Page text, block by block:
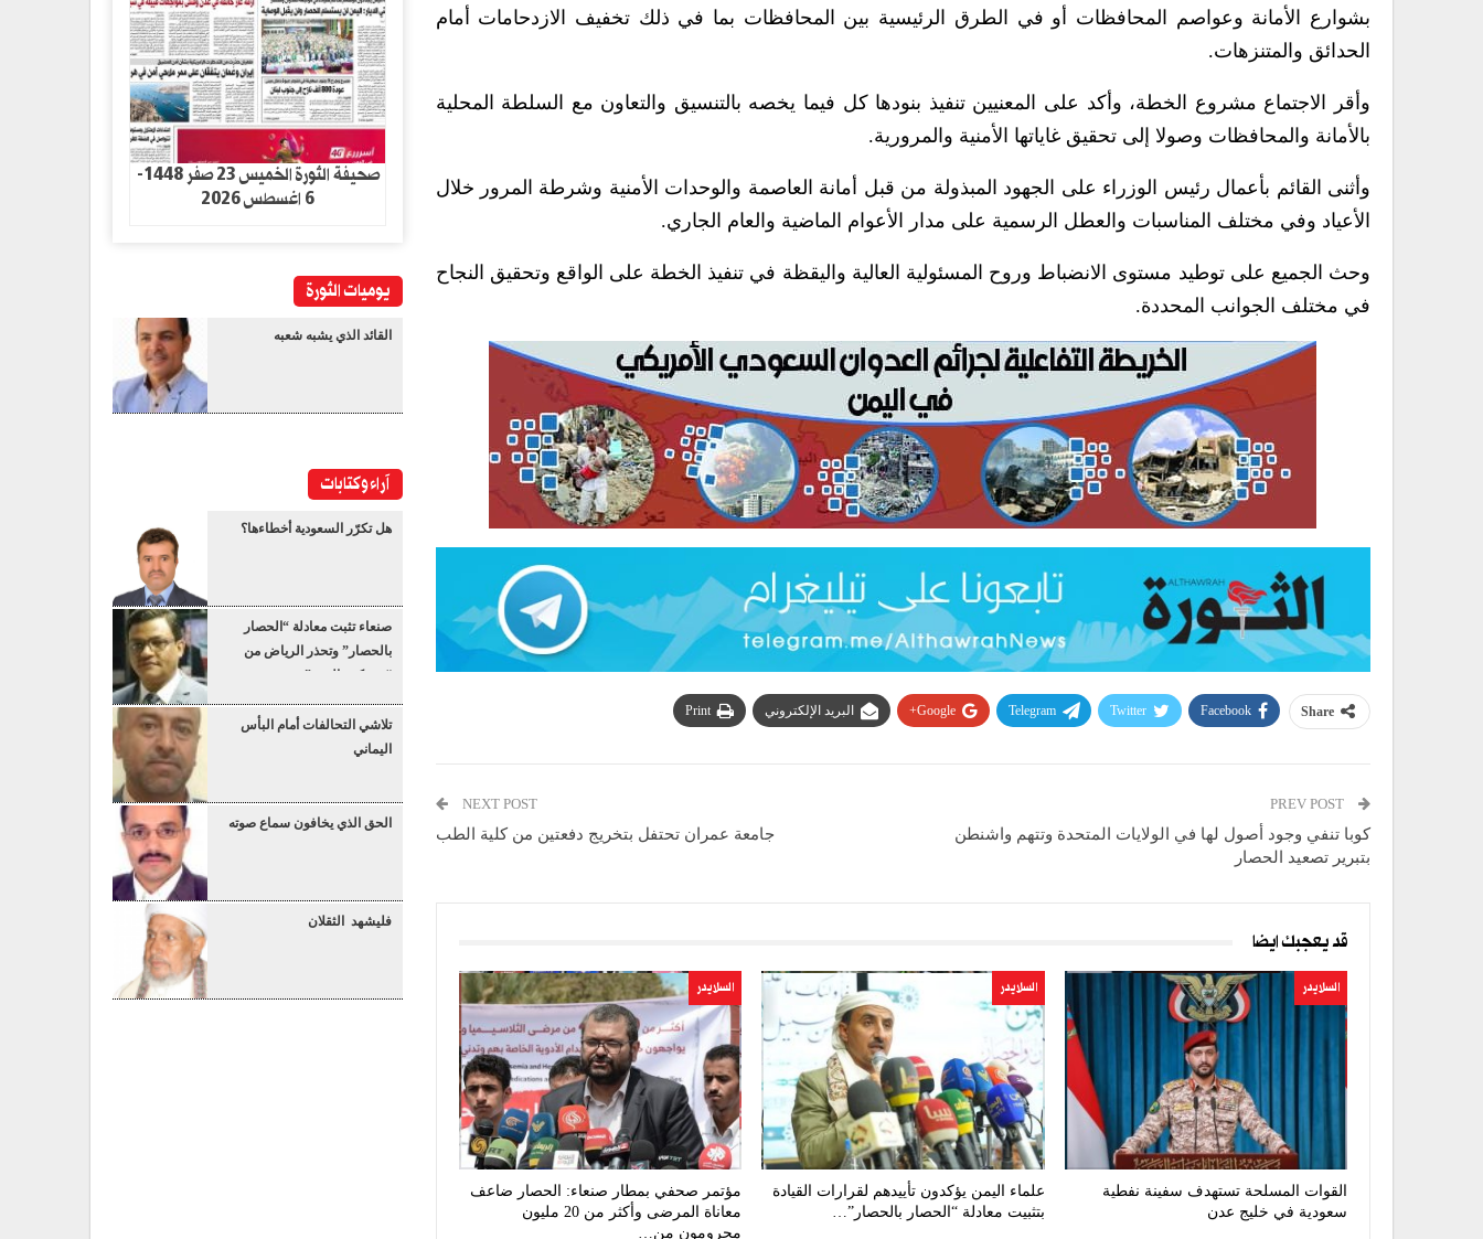
بشوارع الأمانة وعواصم المحافظات أو في الطرق الرئيسية بين المحافظات بما في ذلك تخفيف الازدحامات أمام
الحدائق والمتنزهات.
وأقر الاجتماع مشروع الخطة، وأكد على المعنيين تنفيذ بنودها كل فيما يخصه بالتنسيق والتعاون مع السلطة المحلية
بالأمانة والمحافظات وصولا إلى تحقيق غاياتها الأمنية والمرورية.
وأثنى القائم بأعمال رئيس الوزراء على الجهود المبذولة من قبل أمانة العاصمة والوحدات الأمنية وشرطة المرور خلال
الأعياد وفي مختلف المناسبات والعطل الرسمية على مدار الأعوام الماضية والعام الجاري.
وحث الجميع على توطيد مستوى الانضباط وروح المسئولية العالية واليقظة في تنفيذ الخطة على الواقع وتحقيق النجاح
في مختلف الجوانب المحددة.
Share
Facebook
Twitter
Telegram
Google+ البريد الإلكتروني Print
كوبا تنفي وجود أصول لها في الولايات المتحدة وتتهم واشنطن
بتبرير تصعيد الحصار
NEXT POST
جامعة عمران تحتفل بتخريج دفعتين من كلية الطب
قد يعجبك ايضا
السلايدر
القوات المسلحة تستهدف سفينة نفطية
سعودية في خليج عدن
السلايدر
علماء اليمن يؤكدون تأييدهم لقرارات القيادة
بتثبيت معادلة “الحصار بالحصار”…
السلايدر
مؤتمر صحفي بمطار صنعاء: الحصار ضاعف
معاناة المرضى وأكثر من 20 مليون
محرومون من…
صحيفة الثورة الخميس 23 صفر 1448-
6 اغسطس 2026
يوميات الثورة
القائد الذي يشبه شعبه
آراء وكتابات
هل تكرّر السعودية أخطاءها؟
صنعاء تثبت معادلة “الحصار
بالحصار” وتحذر الرياض من
“عسكرة البحر”
تلاشي التحالفات أمام البأس
اليماني
الحق الذي يخافون سماع صوته
فليشهد الثقلان